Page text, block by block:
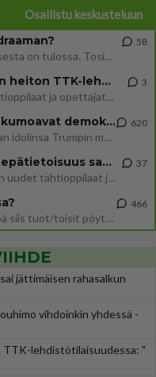
Osallistu keskusteluun
Uusi draamasarja järkyttävästä tapauksesta on tulossa. Tositapahtumiin perustuva sarja ammentaa vuoden 1986 Mikkelin pan
58
Ernest Lawson täräytti erikoisen heiton TTK-lehdistötilaisuudessa: " Onko tässä tarkoituksena...?"
Ernest Lawson esitteli uudet TTK-tähtioppilaat ja opettajat torstaina 6.8. lehdistölle. Tulevalla kaudella on yksi hausk
3
Jos SDP ei voita reilusti, persut kumoavat demokratian Suomesta
Näin tekisi ainakin Rydman seuratessaan idolinsa Trumpin mallia https://www.is.fi/politiikka/art-2000012187244.html
620
Uuden TTK-juontajan ympärillä epätietoisuus sakenee - Nyt MTV hämmentää soppaa
TTK tulee taas tänä syksynä. Ohjelman uudet tähtioppilaat julkistetaan torstaina 6. elokuuta klo 14 alkavassa lehdistö
37
Siinäpä se kysymys on otsikossa. Mitäpä siis tuot/toisit pöytään parisuhteessa? Oletko mies vai nainen? Koetko sen mitä
466
jättimäisen rahasalkun
vihdoinkin yhdessä -
lehdistötilaisuudessa: "